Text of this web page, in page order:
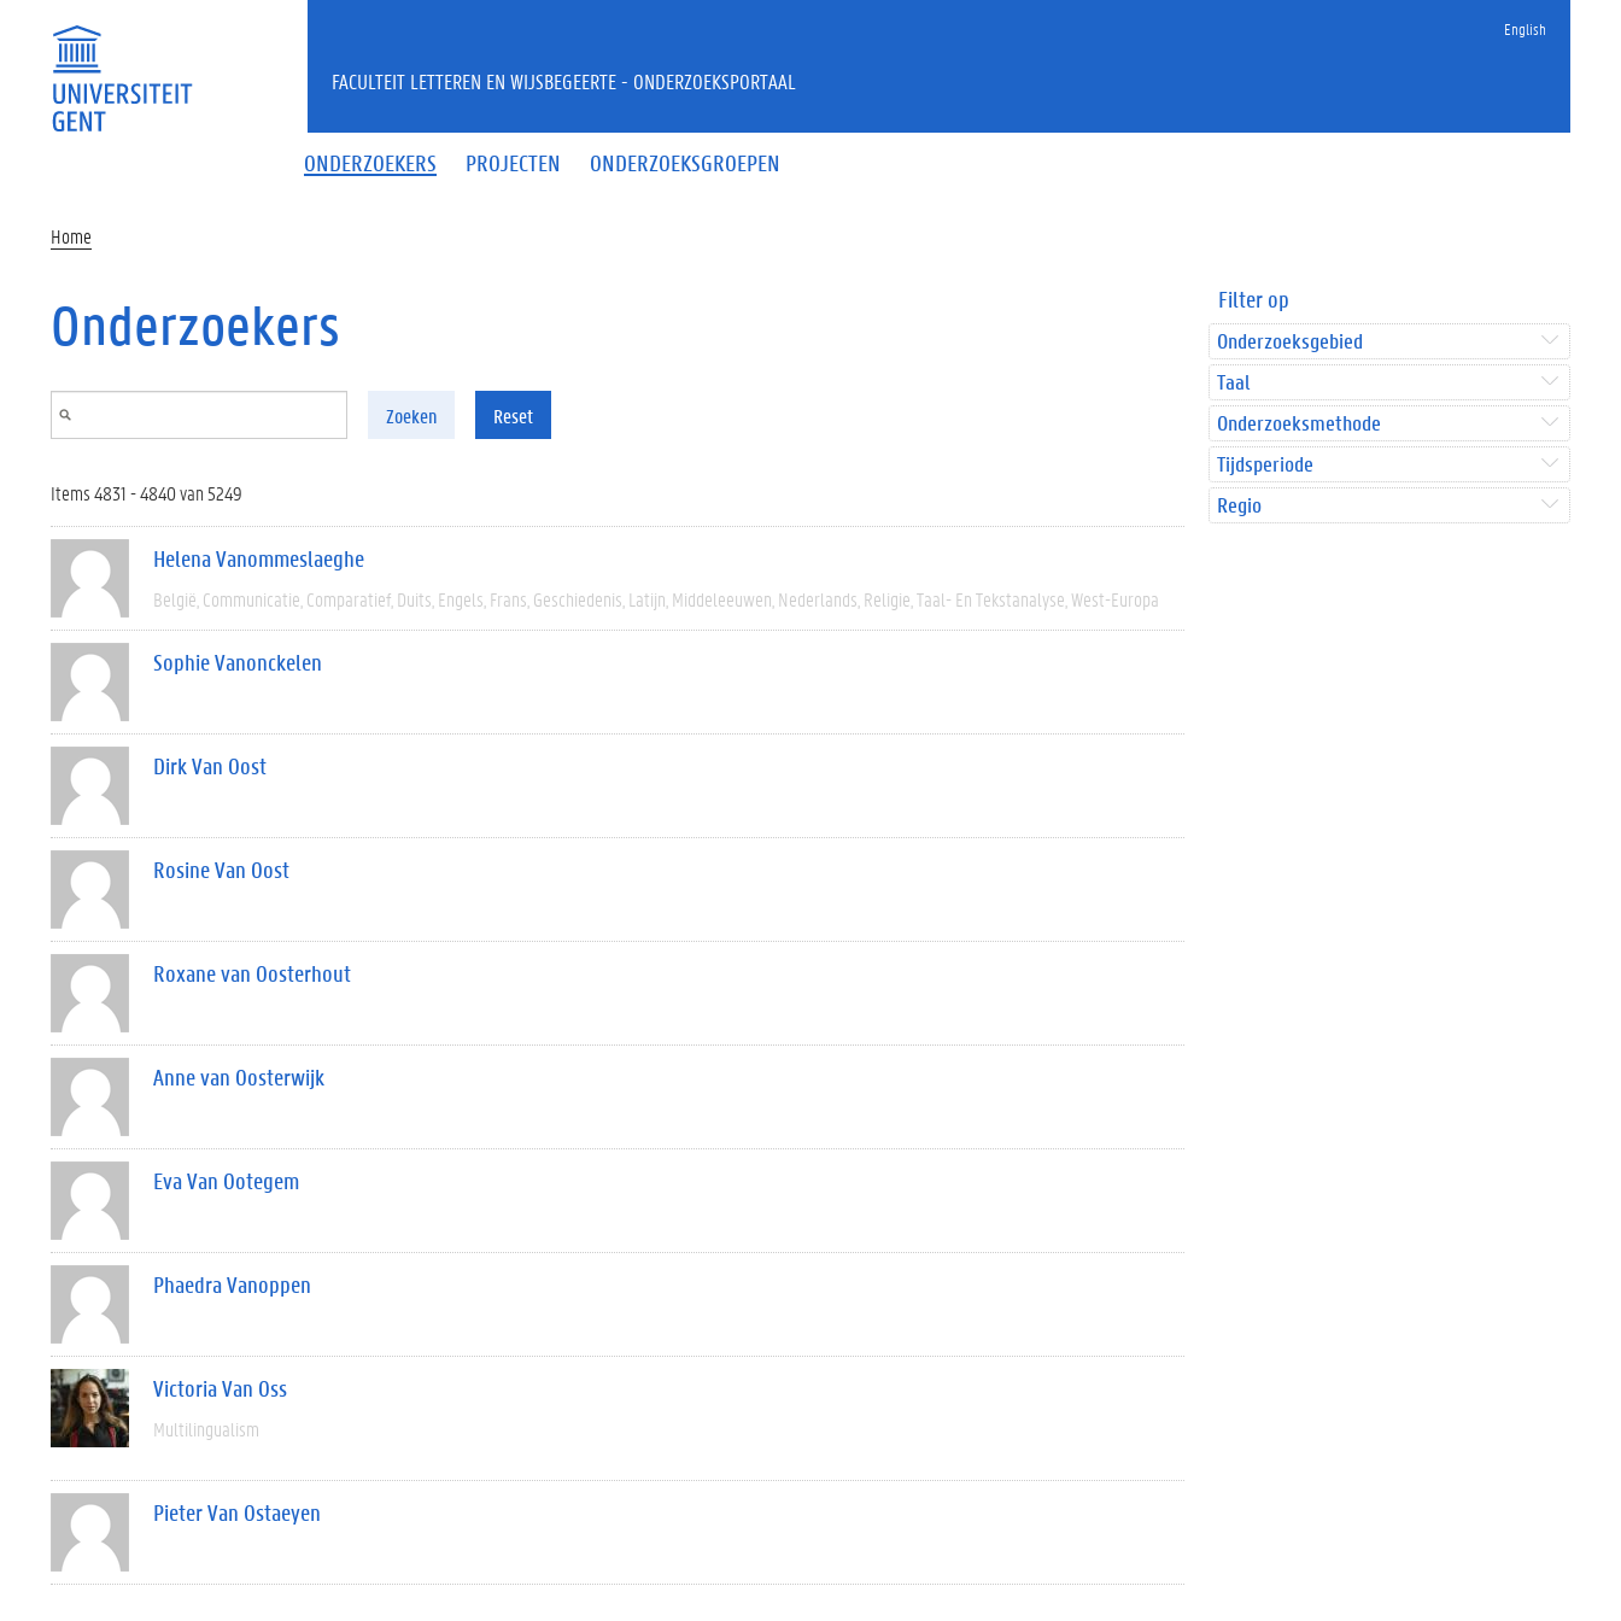
English
ONDERZOEKERS PROJECTEN ONDERZOEKSGROEPEN
FACULTEIT LETTEREN EN WIJSBEGEERTE - ONDERZOEKSPORTAAL
Home
Onderzoekers
Zoeken Reset
Items 4831 - 4840 van 5249
Helena Vanommeslaeghe
België Communicatie Comparatief Duits Engels Frans Geschiedenis Latijn Middeleeuwen Nederlands Religie Taal- En Tekstanalyse West-Europa
Sophie Vanonckelen
Dirk Van Oost
Rosine Van Oost
Roxane van Oosterhout
Anne van Oosterwijk
Eva Van Ootegem
Phaedra Vanoppen
Victoria Van Oss
Multilingualism
Pieter Van Ostaeyen
Filter op
Onderzoeksgebied
Taal
Onderzoeksmethode
Tijdsperiode
Regio